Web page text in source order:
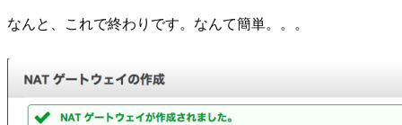
なんと、これで終わりです。なんて簡単。。。